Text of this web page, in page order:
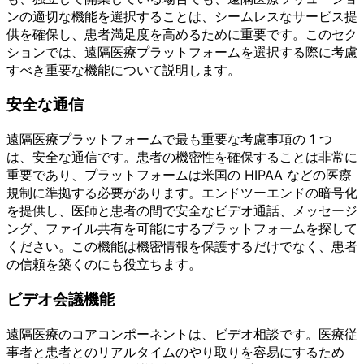
ンの適切な機能を選択することは、シームレスなサービス提
供を確保し、患者満足度を高めるために重要です。このセク
ションでは、遠隔医療プラットフォームを選択する際に考慮
すべき重要な機能について説明します。
安全な通信
遠隔医療プラットフォームで最も重要な考慮事項の 1 つ
は、安全な通信です。患者の機密性を確保することは非常に
重要であり、プラットフォームは米国の HIPAA などの医療
規制に準拠する必要があります。エンドツーエンドの暗号化
を提供し、医師と患者の間で安全なビデオ通話、メッセージ
ング、ファイル共有を可能にするプラットフォームを探して
ください。この機能は機密情報を保護するだけでなく、患者
の信頼を築くのにも役立ちます。
ビデオ会議機能
遠隔医療のコアコンポーネントは、ビデオ相談です。医療従
事者と患者とのリアルタイムのやり取りを容易にするため